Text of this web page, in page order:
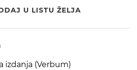
U LISTU ŽELJA
izdanja (Verbum)